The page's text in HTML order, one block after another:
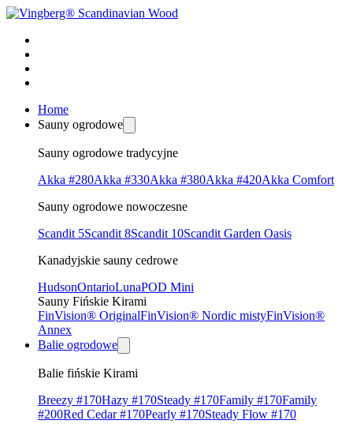
Home
Sauny ogrodowe
Sauny ogrodowe tradycyjne
Akka #280Akka #330Akka #380Akka #420Akka Comfort
Sauny ogrodowe nowoczesne
Scandit 5Scandit 8Scandit 10Scandit Garden Oasis
Kanadyjskie sauny cedrowe
HudsonOntarioLunaPOD Mini
Sauny Fińskie Kirami
FinVision® OriginalFinVision® Nordic mistyFinVision®
Annex
Balie ogrodowe
Balie fińskie Kirami
Breezy #170Hazy #170Steady #170Family #170Family
#200Red Cedar #170Pearly #170Steady Flow #170